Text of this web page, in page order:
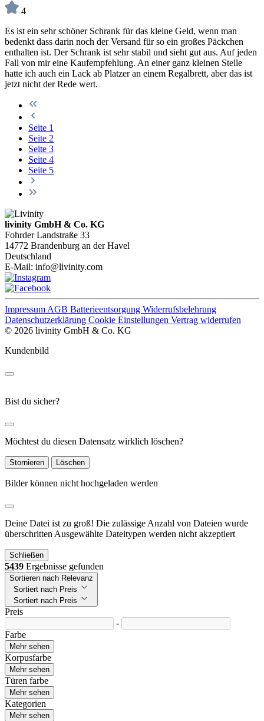
4
Es ist ein sehr schöner Schrank für das kleine Geld, wenn man
bedenkt dass darin noch der Versand für so ein großes Päckchen
enthalten ist. Der Schrank ist sehr stabil und sieht gut aus. Auf jeden
Fall von mir eine Kaufempfehlung. An einer ganz kleinen Stelle
hatte ich auch ein Lack ab Platzer an einem Regalbrett, aber das ist
jetzt nicht der Rede wert.
Seite 1
Seite 2
Seite 3
Seite 4
Seite 5
livinity GmbH & Co. KG
Fohrder Landstraße 33
14772 Brandenburg an der Havel
Deutschland
E-Mail: info@livinity.com
Impressum AGB Batterieentsorgung Widerrufsbelehrung
Datenschutzerklärung Cookie Einstellungen Vertrag widerrufen
© 2026 livinity GmbH & Co. KG
Kundenbild
Bist du sicher?
Möchtest du diesen Datensatz wirklich löschen?
Stornieren Löschen
Bilder können nicht hochgeladen werden
Deine Datei ist zu groß! Die zulässige Anzahl von Dateien wurde
überschritten Ausgewählte Dateitypen werden nicht akzeptiert
Schließen
5439 Ergebnisse gefunden
Sortieren nach Relevanz
Sortiert nach Preis
Sortiert nach Preis
Preis
-
Farbe
Mehr sehen
Korpusfarbe
Mehr sehen
Türen farbe
Mehr sehen
Kategorien
Mehr sehen